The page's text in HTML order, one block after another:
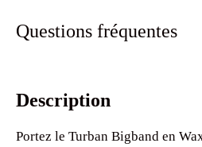
Questions fréquentes
Description
Portez le Turban Bigband en